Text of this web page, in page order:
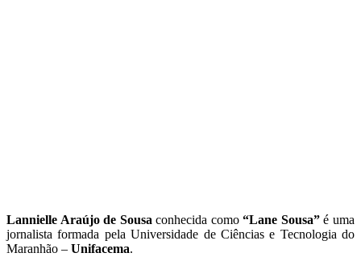
Lannielle Araújo de Sousa conhecida como“Lane Sousa”é uma
jornalista formada pela Universidade de Ciências e Tecnologia do
Maranhão – Unifacema.